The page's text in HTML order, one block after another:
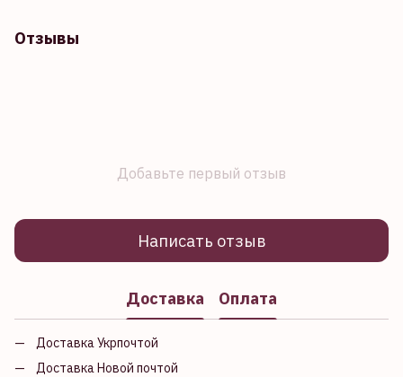
Отзывы
Добавьте первый отзыв
Написать отзыв
Доставка Оплата
Доставка Укрпочтой
Доставка Новой почтой